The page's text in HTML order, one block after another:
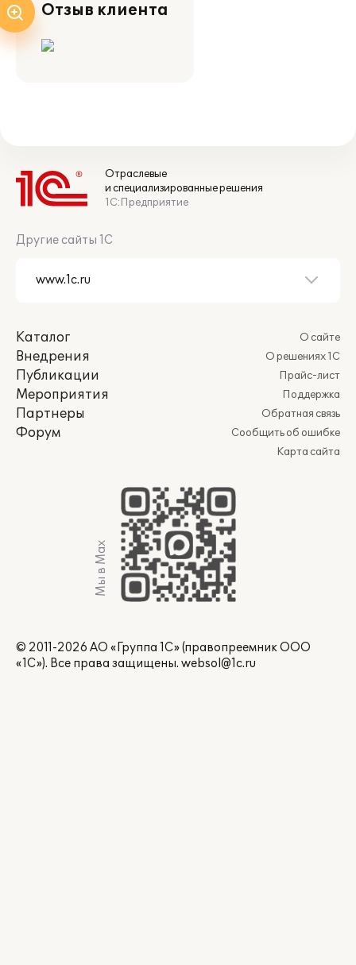
Отзыв клиента
Отраслевые
и специализированные решения
1С:Предприятие
Другие сайты 1С
Каталог
Внедрения
Публикации
Мероприятия
Партнеры
Форум
О сайте
О решениях 1С
Прайс-лист
Поддержка
Обратная связь
Сообщить об ошибке
Карта сайта
Мы в Max
© 2011-2026 АО «Группа 1С» (правопреемник ООО
«1С»). Все права защищены. websol@1c.ru